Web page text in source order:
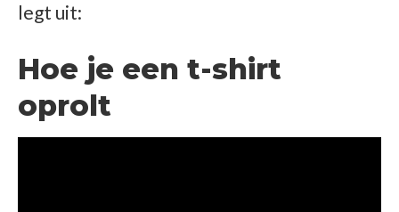
legt uit:
Hoe je een t-shirt
oprolt